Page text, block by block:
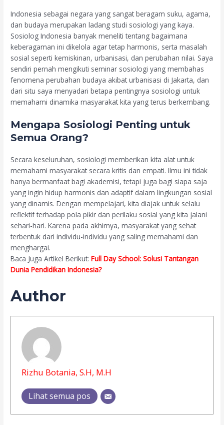
Indonesia sebagai negara yang sangat beragam suku, agama,
dan budaya merupakan ladang studi sosiologi yang kaya.
Sosiolog Indonesia banyak meneliti tentang bagaimana
keberagaman ini dikelola agar tetap harmonis, serta masalah
sosial seperti kemiskinan, urbanisasi, dan perubahan nilai. Saya
sendiri pernah mengikuti seminar sosiologi yang membahas
fenomena perubahan budaya akibat urbanisasi di Jakarta, dan
dari situ saya menyadari betapa pentingnya sosiologi untuk
memahami dinamika masyarakat kita yang terus berkembang.
Mengapa Sosiologi Penting untuk
Semua Orang?
Secara keseluruhan, sosiologi memberikan kita alat untuk
memahami masyarakat secara kritis dan empati. Ilmu ini tidak
hanya bermanfaat bagi akademisi, tetapi juga bagi siapa saja
yang ingin hidup harmonis dan adaptif dalam lingkungan sosial
yang dinamis. Dengan mempelajari, kita diajak untuk selalu
reflektif terhadap pola pikir dan perilaku sosial yang kita jalani
sehari-hari. Karena pada akhirnya, masyarakat yang sehat
terbentuk dari individu-individu yang saling memahami dan
menghargai.
Baca Juga Artikel Berikut:Full Day School: Solusi Tantangan
Dunia Pendidikan Indonesia?
Author
Rizhu Botania, S.H, M.H
Lihat semua pos